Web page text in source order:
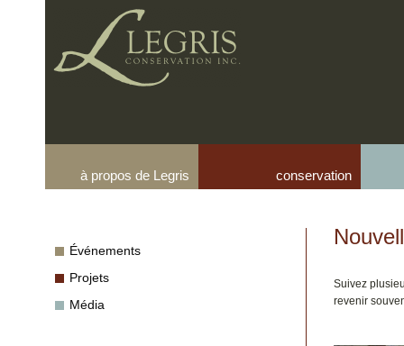
à propos de Legris conservation
Suivez
revenir
Événements
Projets
Média